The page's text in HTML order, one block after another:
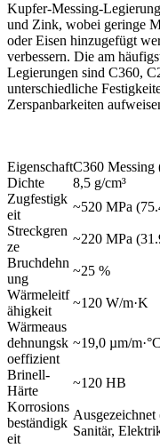
Kupfer-Messing-
und Zink, wobei geringe
oder Eisen hinzugefügt
verbessern. Die am
Legierungen sind C360,
unterschiedliche
Zerspanbarkeiten
EigenschaftC360 Messing
Dichte
8,5 g/cm³
Zugfestigk
eit
~520 MPa
Streckgren
ze
~220 MPa
Bruchdehn
ung
~25 %
Wärmeleitf
ähigkeit
~120 W/m·K
Wärmeaus
dehnungsk
oeffizient
~19,0 µm/m·°C
Brinell-
Härte
~120 HB
Korrosions
beständigk
eit
Sanitär,